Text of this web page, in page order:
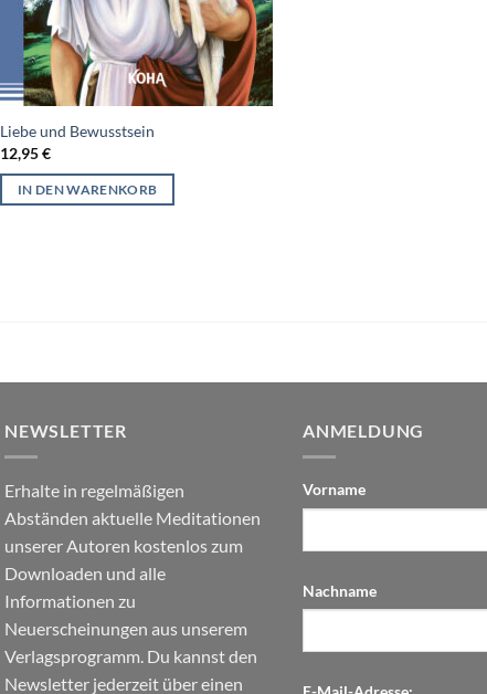
Liebe und Bewusstsein
12,95€
IN DEN WARENKORB
NEWSLETTER
Erhalte in regelmäßigen
Abständen aktuelle Meditationen
unserer Autoren kostenlos zum
Downloaden und alle
Informationen zu
Neuerscheinungen aus unserem
Verlagsprogramm. Du kannst den
Newsletter jederzeit über einen
ANMELDUNG
Vorname
Nachname